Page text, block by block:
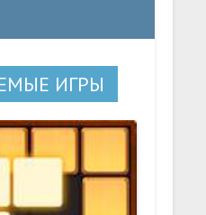
ИГРЫ